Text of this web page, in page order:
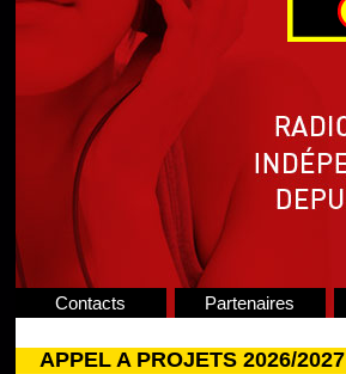
Contacts Partenaires
APPEL A PROJETS 2026/2027